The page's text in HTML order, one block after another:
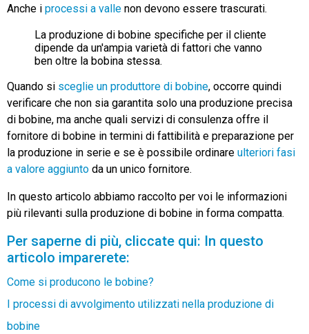
Anche i processi a valle non devono essere trascurati.
La produzione di bobine specifiche per il cliente
dipende da un'ampia varietà di fattori che vanno
ben oltre la bobina stessa.
Quando si sceglie un produttore di bobine, occorre quindi
verificare che non sia garantita solo una produzione precisa
di bobine, ma anche quali servizi di consulenza offre il
fornitore di bobine in termini di fattibilità e preparazione per
la produzione in serie e se è possibile ordinare ulteriori fasi
a valore aggiunto da un unico fornitore.
In questo articolo abbiamo raccolto per voi le informazioni
più rilevanti sulla produzione di bobine in forma compatta.
Per saperne di più, cliccate qui: In questo
articolo imparerete:
Come si producono le bobine?
I processi di avvolgimento utilizzati nella produzione di
bobine